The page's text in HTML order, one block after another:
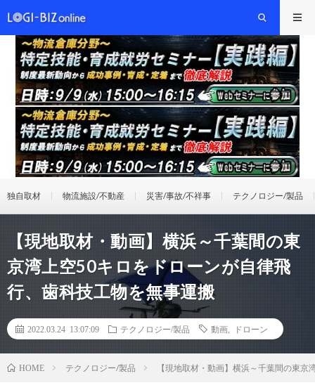
独自取材 物流施設/不動産 災害/事故/不祥事 テクノロジー/製品
【現地取材・動画】横浜～千葉間の東
京湾上空50キロをドローンが自律飛
行、歯科技工物を無事運搬
2022.03.24 13:07:09 テクノロジー/製品 動画 ドローン
HOME テクノロジー/製品 【現地取材・動画】横浜～千葉間の東